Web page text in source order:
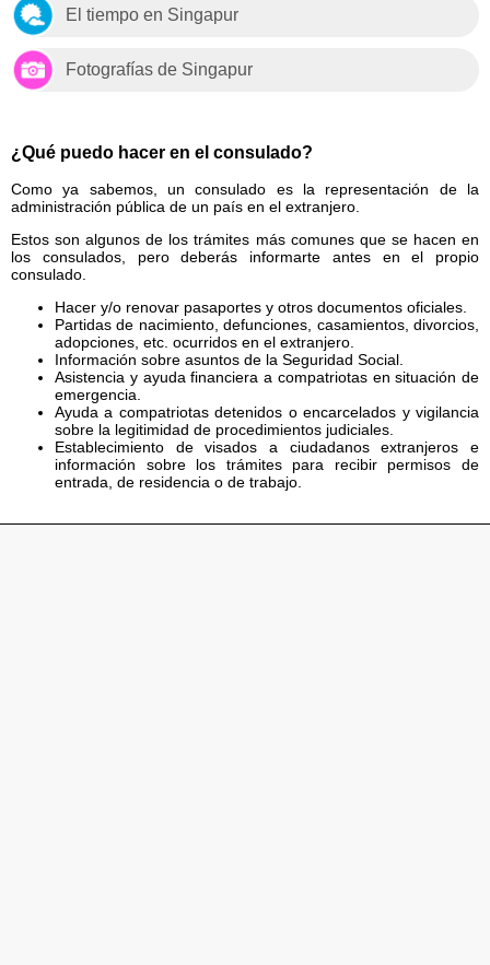
El tiempo en Singapur
Fotografías de Singapur
¿Qué puedo hacer en el consulado?
Como ya sabemos, un consulado es la representación de la
administración pública de un país en el extranjero.
Estos son algunos de los trámites más comunes que se hacen en
los consulados, pero deberás informarte antes en el propio
consulado.
Hacer y/o renovar pasaportes y otros documentos oficiales.
Partidas de nacimiento, defunciones, casamientos, divorcios,
adopciones, etc. ocurridos en el extranjero.
Información sobre asuntos de la Seguridad Social.
Asistencia y ayuda financiera a compatriotas en situación de
emergencia.
Ayuda a compatriotas detenidos o encarcelados y vigilancia
sobre la legitimidad de procedimientos judiciales.
Establecimiento de visados a ciudadanos extranjeros e
información sobre los trámites para recibir permisos de
entrada, de residencia o de trabajo.